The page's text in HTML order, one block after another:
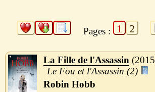
Pages : 1 2
La Fille de l'Assassin
2015
Le Fou et l'Assassin (2)
Robin Hobb